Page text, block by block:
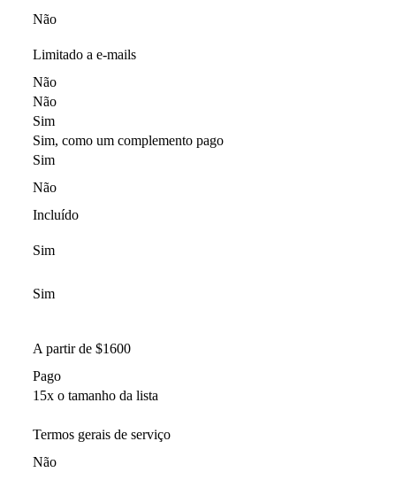
Não
Limitado a e-mails
Não
Não
Sim
Sim, como um complemento pago
Sim
Não
Incluído
Sim
Sim
A partir de $1600
Pago
15x o tamanho da lista
Termos gerais de serviço
Não